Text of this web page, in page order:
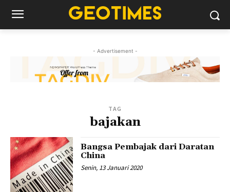
- Advertisement -
TAG
bajakan
Bangsa Pembajak dari Daratan
China
Senin, 13 Januari 2020